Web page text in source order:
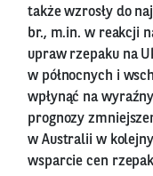
także wzrosły do
br., m.in. w reakcji
upraw rzepaku na
w północnych i
wpłynąć na
prognozy
w Australii w
wsparcie cen